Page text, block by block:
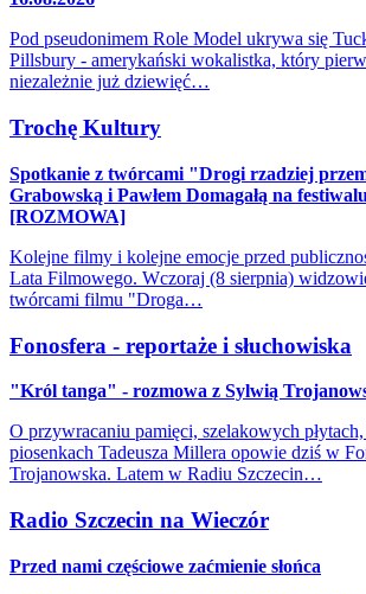
Pod pseudonimem Role Model ukrywa się
Pillsbury - amerykański wokalistka, który
niezależnie już dziewięć…
Trochę Kultury
Spotkanie z twórcami "Drogi rzadziej
Grabowską i Pawłem Domagałą na
[ROZMOWA]
Kolejne filmy i kolejne emocje przed
Lata Filmowego. Wczoraj (8 sierpnia)
twórcami filmu "Droga…
Fonosfera - reportaże i słuchowiska
"Król tanga" - rozmowa z Sylwią
O przywracaniu pamięci, szelakowych
piosenkach Tadeusza Millera opowie dziś w
Trojanowska. Latem w Radiu Szczecin…
Radio Szczecin na Wieczór
Przed nami częściowe zaćmienie słońca